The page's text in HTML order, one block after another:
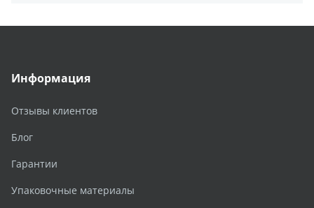
Информация
Отзывы клиентов
Блог
Гарантии
Упаковочные материалы